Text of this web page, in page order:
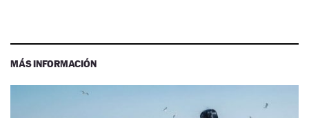
MÁS INFORMACIÓN